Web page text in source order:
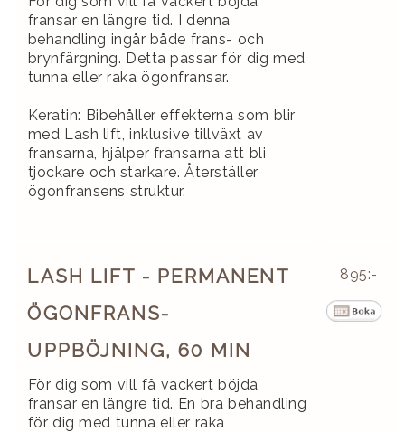
fransar en längre tid. I denna
behandling ingår både frans- och
brynfärgning. Detta passar för dig med
tunna eller raka ögonfransar.
Keratin: Bibehåller effekterna som blir
med Lash lift, inklusive tillväxt av
fransarna, hjälper fransarna att bli
tjockare och starkare. Återställer
ögonfransens struktur.
LASH LIFT - PERMANENT
ÖGONFRANS-
UPPBÖJNING, 60 MIN
För dig som vill få vackert böjda
fransar en längre tid. En bra behandling
för dig med tunna eller raka
895:-